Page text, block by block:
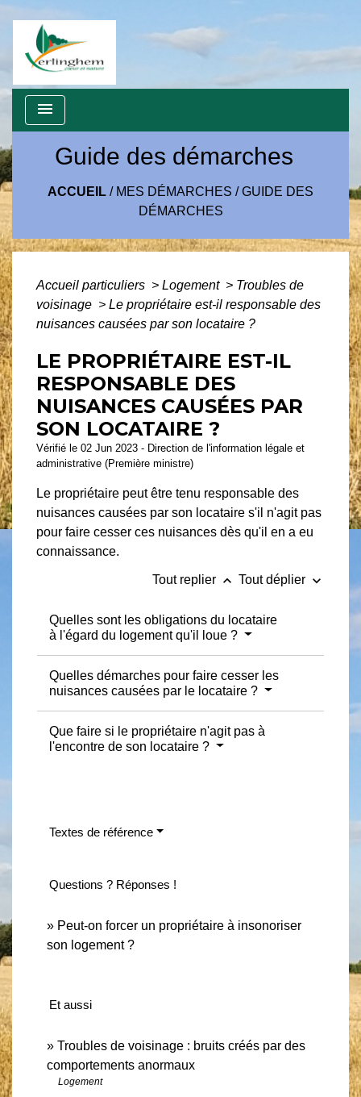
menu
Guide des démarches
ACCUEIL / MES DÉMARCHES /GUIDE DES
DÉMARCHES
Accueil particuliers > Logement > Troubles de
voisinage > Le propriétaire est-il responsable des
nuisances causées par son locataire ?
LE PROPRIÉTAIRE EST-IL
RESPONSABLE DES
NUISANCES CAUSÉES PAR
SON LOCATAIRE ?
Vérifié le 02 Jun 2023 - Direction de l'information légale et
administrative (Première ministre)
Le propriétaire peut être tenu responsable des
nuisances causées par son locataire s'il n'agit pas
pour faire cesser ces nuisances dès qu'il en a eu
connaissance.
Tout replier keyboard_arrow_up Tout déplier keyboard_arrow_down
Quelles sont les obligations du locataire
à l'égard du logement qu'il loue ?
Quelles démarches pour faire cesser les
nuisances causées par le locataire ?
Que faire si le propriétaire n'agit pas à
l'encontre de son locataire ?
Textes de référence
Questions ? Réponses !
Peut-on forcer un propriétaire à insonoriser
son logement ?
Et aussi
Troubles de voisinage : bruits créés par des
comportements anormaux
Logement